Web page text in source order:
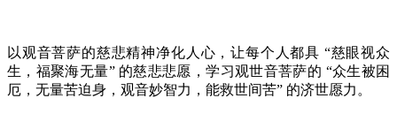
以观音菩萨的慈悲精神净化人心，让每个人都具 “慈眼视众
生，福聚海无量” 的慈悲悲愿，学习观世音菩萨的 “众生被困
厄，无量苦迫身，观音妙智力，能救世间苦” 的济世愿力。